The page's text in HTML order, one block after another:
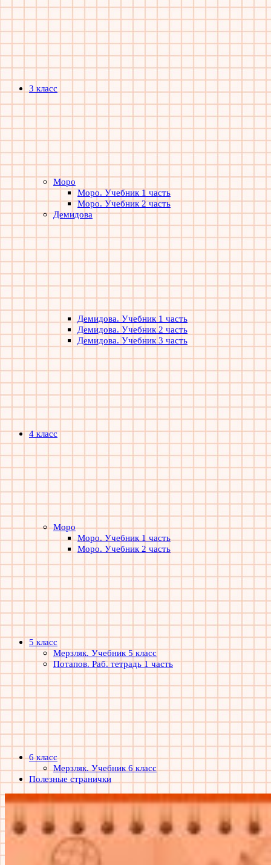
3 класс
Моро
Моро. Учебник 1 часть
Моро. Учебник 2 часть
Демидова
Демидова. Учебник 1 часть
Демидова. Учебник 2 часть
Демидова. Учебник 3 часть
4 класс
Моро
Моро. Учебник 1 часть
Моро. Учебник 2 часть
5 класс
Мерзляк. Учебник 5 класс
Потапов. Раб. тетрадь 1 часть
6 класс
Мерзляк. Учебник 6 класс
Полезные странички